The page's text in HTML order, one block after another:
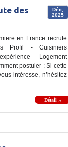
Déc,
2025
des
en France recrute
Profil - Cuisiniers
- Logement
postuler : Si cette
intéresse, n’hésitez
Détail ››